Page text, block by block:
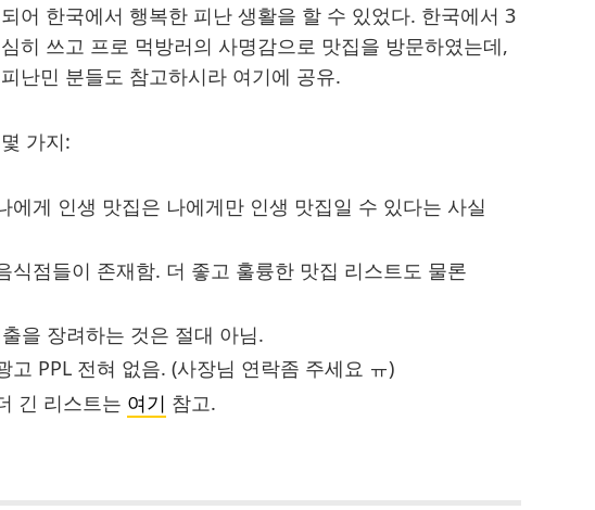
어 한국에서 행복한 피난 생활을 할 수 있었다. 한국에서 3
히 쓰고 프로 먹방러의 사명감으로 맛집을 방문하였는데,
난민 분들도 참고하시라 여기에 공유.
가지:
에게 인생 맛집은 나에게만 인생 맛집일 수 있다는 사실
식점들이 존재함. 더 좋고 훌륭한 맛집 리스트도 물론
을 장려하는 것은 절대 아님.
고 PPL 전혀 없음. (사장님 연락좀 주세요 ㅠ)
긴 리스트는 여기 참고.